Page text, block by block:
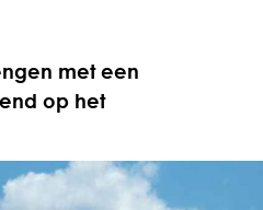
met een
op het